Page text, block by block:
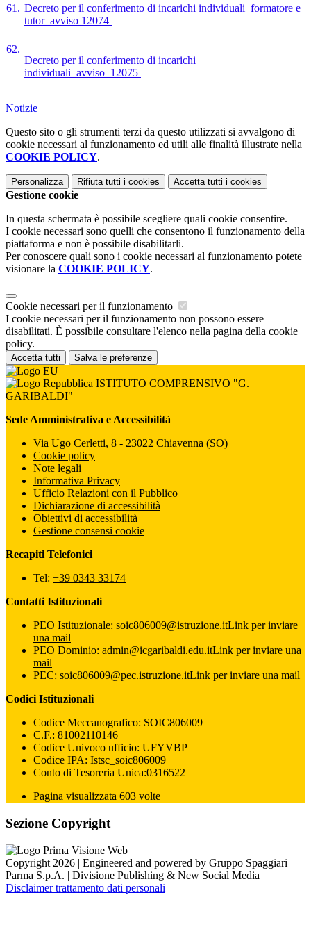
61. Decreto per il conferimento di incarichi individuali_formatore e
tutor_avviso 12074
62.
Decreto per il conferimento di incarichi
individuali_avviso_12075
Notizie
Questo sito o gli strumenti terzi da questo utilizzati si avvalgono di
cookie necessari al funzionamento ed utili alle finalità illustrate nella
COOKIE POLICY.
Personalizza Rifiuta tutti i cookies Accetta tutti i cookies
Gestione cookie
In questa schermata è possibile scegliere quali cookie consentire.
I cookie necessari sono quelli che consentono il funzionamento della
piattaforma e non è possibile disabilitarli.
Per conoscere quali sono i cookie necessari al funzionamento potete
visionare la COOKIE POLICY.
Cookie necessari per il funzionamento
I cookie necessari per il funzionamento non possono essere
disabilitati. È possibile consultare l'elenco nella pagina della cookie
policy.
Accetta tutti Salva le preferenze
ISTITUTO COMPRENSIVO "G.
GARIBALDI"
Sede Amministrativa e Accessibilità
Via Ugo Cerletti, 8 - 23022 Chiavenna (SO)
Cookie policy
Note legali
Informativa Privacy
Ufficio Relazioni con il Pubblico
Dichiarazione di accessibilità
Obiettivi di accessibilità
Gestione consensi cookie
Recapiti Telefonici
Tel: +39 0343 33174
Contatti Istituzionali
PEO Istituzionale: soic806009@istruzione.itLink per inviare
una mail
PEO Dominio: admin@icgaribaldi.edu.itLink per inviare una
mail
PEC: soic806009@pec.istruzione.itLink per inviare una mail
Codici Istituzionali
Codice Meccanografico: SOIC806009
C.F.: 81002110146
Codice Univoco ufficio: UFYVBP
Codice IPA: Istsc_soic806009
Conto di Tesoreria Unica:0316522
Pagina visualizzata 603 volte
Sezione Copyright
Copyright 2026 | Engineered and powered by Gruppo Spaggiari
Parma S.p.A. | Divisione Publishing & New Social Media
Disclaimer trattamento dati personali